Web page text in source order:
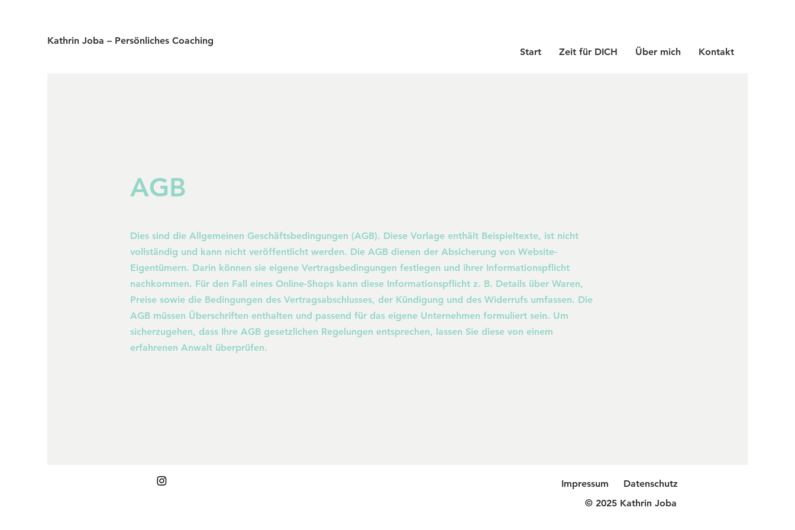
Kathrin Joba – Persönliches Coaching
Start
Zeit für DICH Über mich Kontakt
AGB
Dies sind die Allgemeinen Geschäftsbedingungen (AGB). Diese Vorlage enthält Beispieltexte, ist nicht
vollständig und kann nicht veröffentlicht werden. Die AGB dienen der Absicherung von Website-
Eigentümern. Darin können sie eigene Vertragsbedingungen festlegen und ihrer Informationspflicht
nachkommen. Für den Fall eines Online-Shops kann diese Informationspflicht z. B. Details über Waren,
Preise sowie die Bedingungen des Vertragsabschlusses, der Kündigung und des Widerrufs umfassen. Die
AGB müssen Überschriften enthalten und passend für das eigene Unternehmen formuliert sein. Um
sicherzugehen, dass Ihre AGB gesetzlichen Regelungen entsprechen, lassen Sie diese von einem
erfahrenen Anwalt überprüfen.
Impressum
Datenschutz
© 2025 Kathrin Joba